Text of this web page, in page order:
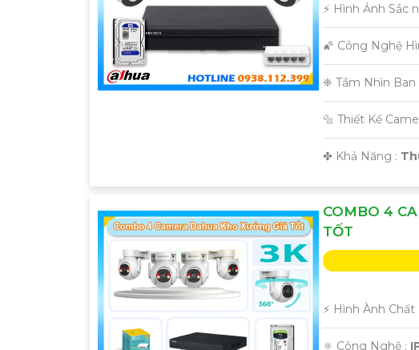
️⚡ Hình Ảnh Sắc
🌠 Công Nghệ
❈ Tầm Nhìn
🔩 Thiết Kế
️✤ Khả Năng :
COMBO 4
TỐT
️⚡ Hình Ành
⚛️ Công Nghệ :